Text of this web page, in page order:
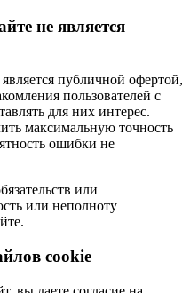
не является
публичной офертой,
пользователей с
для них интерес.
максимальную точность
ошибки не
или
или неполноту
cookie